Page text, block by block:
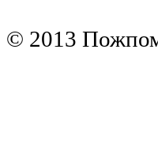
© 2013